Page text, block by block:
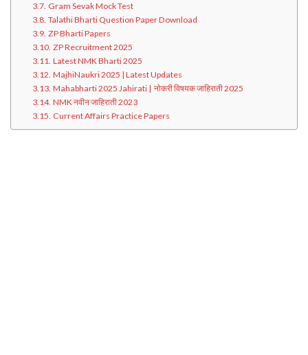
Gram Sevak Mock Test
Talathi Bharti Question Paper Download
ZP Bharti Papers
ZP Recruitment 2025
Latest NMK Bharti 2025
MajhiNaukri 2025 | Latest Updates
Mahabharti 2025 Jahirati | नोकरी विषयक जाहिराती 2025
NMK नवीन जाहिराती 2023
Current Affairs Practice Papers